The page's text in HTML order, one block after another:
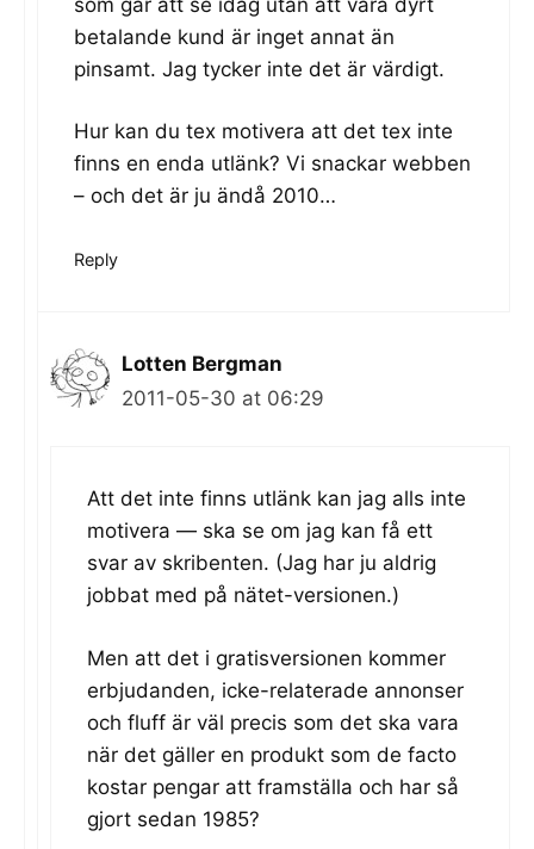
betalande kund är inget annat än
pinsamt. Jag tycker inte det är värdigt.
Hur kan du tex motivera att det tex inte
finns en enda utlänk? Vi snackar webben
– och det är ju ändå 2010…
Reply
Lotten Bergman
2011-05-30 at 06:29
Att det inte finns utlänk kan jag alls inte
motivera — ska se om jag kan få ett
svar av skribenten. (Jag har ju aldrig
jobbat med på nätet-versionen.)
Men att det i gratisversionen kommer
erbjudanden, icke-relaterade annonser
och fluff är väl precis som det ska vara
när det gäller en produkt som de facto
kostar pengar att framställa och har så
gjort sedan 1985?